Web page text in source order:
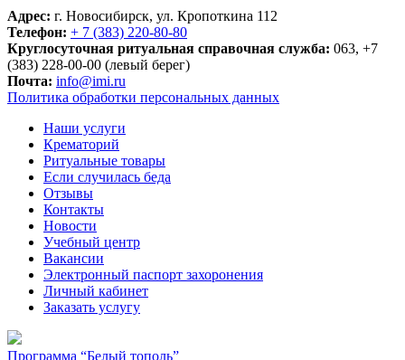
Адрес: г. Новосибирск, ул. Кропоткина 112
Телефон: + 7 (383) 220-80-80
Круглосуточная ритуальная справочная служба: 063, +7
(383) 228-00-00 (левый берег)
Почта: info@imi.ru
Политика обработки персональных данных
Наши услуги
Крематорий
Ритуальные товары
Если случилась беда
Отзывы
Контакты
Новости
Учебный центр
Вакансии
Электронный паспорт захоронения
Личный кабинет
Заказать услугу
Программа “Белый тополь”